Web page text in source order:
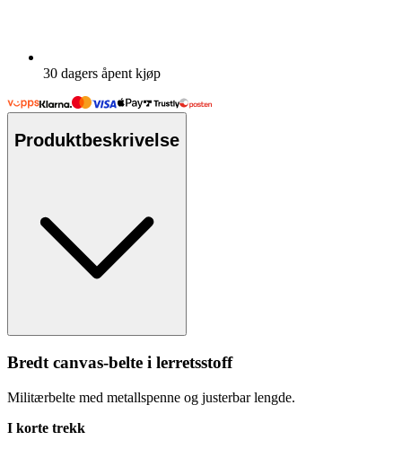
30 dagers åpent kjøp
Produktbeskrivelse
Bredt canvas-belte i lerretsstoff
Militærbelte med metallspenne og justerbar lengde.
I korte trekk